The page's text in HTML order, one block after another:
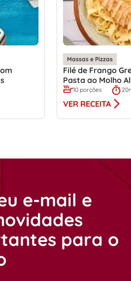
Massas e Pizzas
Filé de Frango
Pasta ao Molho
10 porções
VER RECEITA
e-mail e
para o